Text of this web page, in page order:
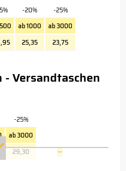
-20%
-25%
ab 1000
ab 3000
25,35 23,75
Versandtaschen
-25%
ab 3000
29,30 →